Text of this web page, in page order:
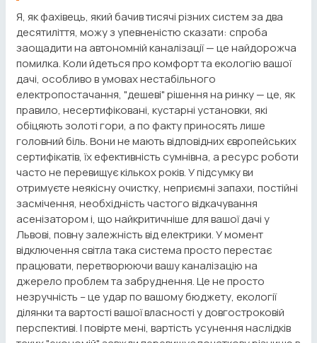
Я, як фахівець, який бачив тисячі різних систем за два
десятиліття, можу з упевненістю сказати: спроба
заощадити на автономній каналізації — це найдорожча
помилка. Коли йдеться про комфорт та екологію вашої
дачі, особливо в умовах нестабільного
електропостачання, "дешеві" рішення на ринку — це, як
правило, несертифіковані, кустарні установки, які
обіцяють золоті гори, а по факту приносять лише
головний біль. Вони не мають відповідних європейських
сертифікатів, їх ефективність сумнівна, а ресурс роботи
часто не перевищує кількох років. У підсумку ви
отримуєте неякісну очистку, неприємні запахи, постійні
засмічення, необхідність частого відкачування
асенізатором і, що найкритичніше для вашої дачі у
Львові, повну залежність від електрики. У момент
відключення світла така система просто перестає
працювати, перетворюючи вашу каналізацію на
джерело проблем та забруднення. Це не просто
незручність – це удар по вашому бюджету, екології
ділянки та вартості вашої власності у довгостроковій
перспективі. І повірте мені, вартість усунення наслідків